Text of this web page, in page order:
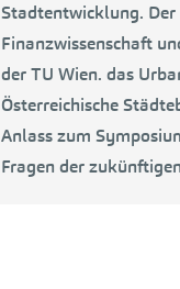
Stadtentwicklung. Der
Finanzwissenschaft
der TU Wien. das
Österreichische
Anlass zum
Fragen der